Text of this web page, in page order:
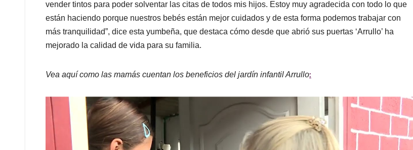
vender tintos para poder solventar las citas de todos mis hijos. Estoy muy agradecida con todo lo que
están haciendo porque nuestros bebés están mejor cuidados y de esta forma podemos trabajar con
más tranquilidad”, dice esta yumbeña, que destaca cómo desde que abrió sus puertas ‘Arrullo’ ha
mejorado la calidad de vida para su familia.
Vea aquí como las mamás cuentan los beneficios del jardín infantil Arrullo: